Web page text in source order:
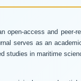
open-access and peer-
serves as an
studies in maritime